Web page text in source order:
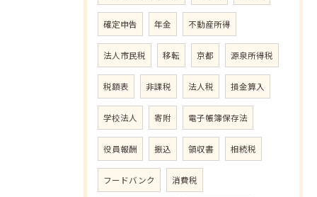
確定申告 年金 不動産所得
法人市民税 移転 京都 源泉所得税
税額表 非課税 法人税 損金算入
学校法人 寄附 電子帳簿保存法
役員報酬 振込 領収書 相続税
フードバンク 消費税